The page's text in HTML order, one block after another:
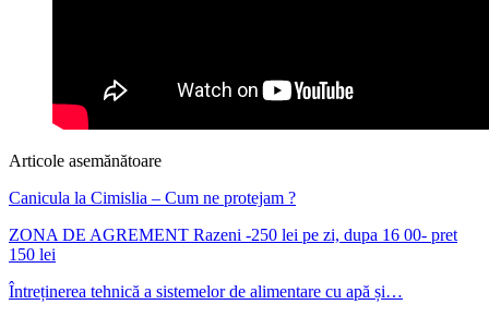
Articole asemănătoare
Canicula la Cimislia – Cum ne protejam ?
ZONA DE AGREMENT Razeni -250 lei pe zi, dupa 16 00- pret
150 lei
Întreținerea tehnică a sistemelor de alimentare cu apă și…